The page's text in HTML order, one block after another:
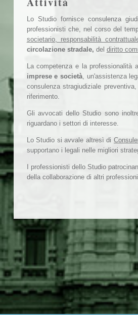
Lo Studio fornisce consulenza
professionisti che, nel corso del
societario, responsabilità
circolazione stradale, del diritto
La competenza e la professionalità
imprese e società, un'assistenza
consulenza stragiudiziale
riferimento.
Gli avvocati dello Studio sono
riguardano i settori di interesse.
Lo Studio si avvale altresì di
supportano i legali nelle migliori
I professionisti dello Studio
della collaborazione di altri